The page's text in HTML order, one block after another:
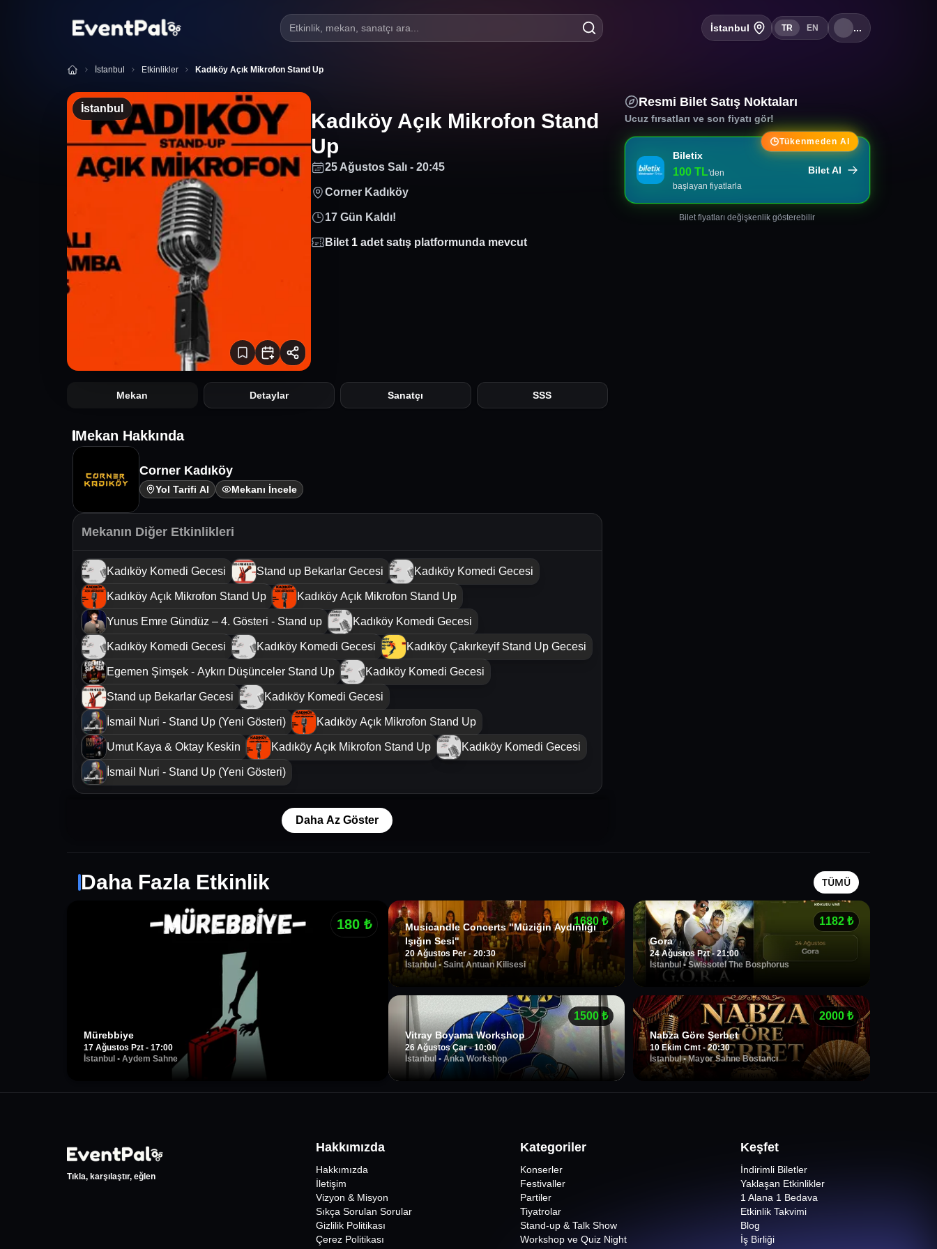
Etkinlik, mekan, sanatçı ara... İstanbul TR EN ...
İstanbul Etkinlikler Kadıköy Açık Mikrofon Stand Up
İstanbul
Kadıköy Açık Mikrofon Stand
Up
25 Ağustos Salı - 20:45
Corner Kadıköy
17 Gün Kaldı!
Bilet 1 adet satış platformunda mevcut
Mekan Detaylar Sanatçı SSS
Mekan Hakkında
Corner Kadıköy
Yol Tarifi Al Mekanı İncele
Mekanın Diğer Etkinlikleri
Kadıköy Komedi Gecesi Stand up Bekarlar Gecesi Kadıköy Komedi Gecesi
Kadıköy Açık Mikrofon Stand Up Kadıköy Açık Mikrofon Stand Up
Yunus Emre Gündüz – 4. Gösteri - Stand up Kadıköy Komedi Gecesi
Kadıköy Komedi Gecesi Kadıköy Komedi Gecesi Kadıköy Çakırkeyif Stand Up Gecesi
Egemen Şimşek - Aykırı Düşünceler Stand Up Kadıköy Komedi Gecesi
Stand up Bekarlar Gecesi Kadıköy Komedi Gecesi
İsmail Nuri - Stand Up (Yeni Gösteri) Kadıköy Açık Mikrofon Stand Up
Umut Kaya & Oktay Keskin Kadıköy Açık Mikrofon Stand Up Kadıköy Komedi Gecesi
İsmail Nuri - Stand Up (Yeni Gösteri)
Daha Az Göster
Resmi Bilet Satış Noktaları
Ucuz fırsatları ve son fiyatı gör!
Tükenmeden Al
Biletix
100TL'den
başlayan fiyatlarla
Bilet Al
Bilet fiyatları değişkenlik gösterebilir
Daha Fazla Etkinlik TÜMÜ
180₺
Mürebbiye
17 Ağustos Pzt - 17:00
İstanbul • Aydem Sahne
1680₺
Musicandle Concerts "Müziğin Aydınlığı
Işığın Sesi"
20 Ağustos Per - 20:30
İstanbul•Saint Antuan Kilisesi
1182₺
Gora
24 Ağustos Pzt - 21:00
İstanbul•Swissotel The Bosphorus
1500 ₺
Vitray Boyama Workshop
26 Ağustos Çar - 10:00
İstanbul • Anka Workshop
2000₺
Nabza Göre Şerbet
10 Ekim Cmt - 20:30
İstanbul•Mayor Sahne Bostancı
Tıkla, karşılaştır, eğlen
Hakkımızda
Hakkımızda
İletişim
Vizyon & Misyon
Sıkça Sorulan Sorular
Gizlilik Politikası
Çerez Politikası
Kategoriler
Konserler
Festivaller
Partiler
Tiyatrolar
Stand-up & Talk Show
Workshop ve Quiz Night
Keşfet
İndirimli Biletler
Yaklaşan Etkinlikler
1 Alana 1 Bedava
Etkinlik Takvimi
Blog
İş Birliği